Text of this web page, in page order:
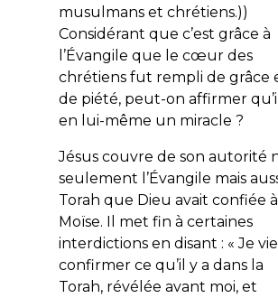
musulmans et chrétiens.))
Considérant que c’est grâce à
l’Évangile que le cœur des
chrétiens fut rempli de grâce
de piété, peut-on affirmer
en lui-même un miracle ?
Jésus couvre de son autorité
seulement l’Évangile mais
Torah que Dieu avait confiée à
Moïse. Il met fin à certaines
interdictions en disant : «Je
confirmer ce qu’il y a dans la
Torah, révélée avant moi, et